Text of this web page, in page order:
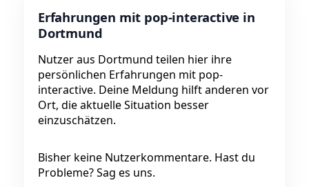
Erfahrungen mit pop-interactive in
Dortmund
Nutzer aus Dortmund teilen hier ihre
persönlichen Erfahrungen mit pop-
interactive. Deine Meldung hilft anderen vor
Ort, die aktuelle Situation besser
einzuschätzen.
Bisher keine Nutzerkommentare. Hast du
Probleme? Sag es uns.